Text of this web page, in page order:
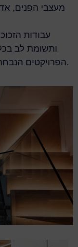
מעצבי הפנים,
עבודות
ותשומת לב
הפרויקטים הנבחרים שלנו, ובגלריית המוצרים הרחבה.